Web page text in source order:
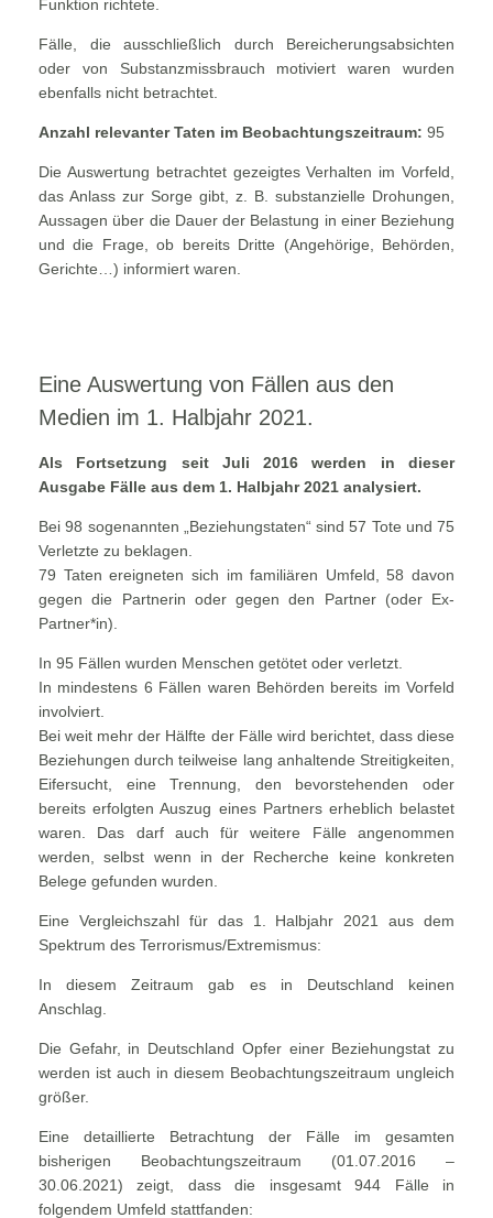
Funktion richtete.
Fälle, die ausschließlich durch Bereicherungsabsichten
oder von Substanzmissbrauch motiviert waren wurden
ebenfalls nicht betrachtet.
Anzahl relevanter Taten im Beobachtungszeitraum: 95
Die Auswertung betrachtet gezeigtes Verhalten im Vorfeld,
das Anlass zur Sorge gibt, z. B. substanzielle Drohungen,
Aussagen über die Dauer der Belastung in einer Beziehung
und die Frage, ob bereits Dritte (Angehörige, Behörden,
Gerichte…) informiert waren.
Eine Auswertung von Fällen aus den
Medien im 1. Halbjahr 2021.
Als Fortsetzung seit Juli 2016 werden in dieser
Ausgabe Fälle aus dem 1. Halbjahr 2021 analysiert.
Bei 98 sogenannten „Beziehungstaten“ sind 57 Tote und 75
Verletzte zu beklagen.
79 Taten ereigneten sich im familiären Umfeld, 58 davon
gegen die Partnerin oder gegen den Partner (oder Ex-
Partner*in).
In 95 Fällen wurden Menschen getötet oder verletzt.
In mindestens 6 Fällen waren Behörden bereits im Vorfeld
involviert.
Bei weit mehr der Hälfte der Fälle wird berichtet, dass diese
Beziehungen durch teilweise lang anhaltende Streitigkeiten,
Eifersucht, eine Trennung, den bevorstehenden oder
bereits erfolgten Auszug eines Partners erheblich belastet
waren. Das darf auch für weitere Fälle angenommen
werden, selbst wenn in der Recherche keine konkreten
Belege gefunden wurden.
Eine Vergleichszahl für das 1. Halbjahr 2021 aus dem
Spektrum des Terrorismus/Extremismus:
In diesem Zeitraum gab es in Deutschland keinen
Anschlag.
Die Gefahr, in Deutschland Opfer einer Beziehungstat zu
werden ist auch in diesem Beobachtungszeitraum ungleich
größer.
Eine detaillierte Betrachtung der Fälle im gesamten
bisherigen Beobachtungszeitraum (01.07.2016 –
30.06.2021) zeigt, dass die insgesamt 944 Fälle in
folgendem Umfeld stattfanden: